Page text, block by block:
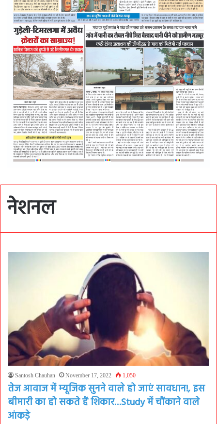
नेशनल
Santosh Chauhan November 17, 2022 1,050
तेज आवाज में म्यूजिक सुनने वाले हो जाएं सावधान!, इस
बीमारी का हो सकते हैं शिकार…Study में चौंकाने वाले
आंकड़े